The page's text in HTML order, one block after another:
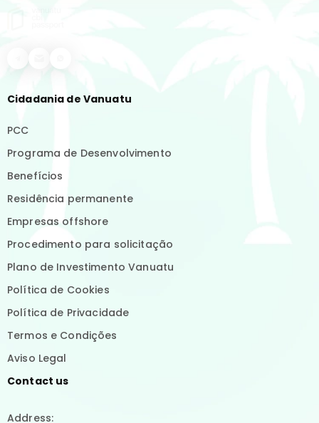
Cidadania de Vanuatu
PCC
Programa de Desenvolvimento
Benefícios
Residência permanente
Empresas offshore
Procedimento para solicitação
Plano de Investimento Vanuatu
Política de Cookies
Política de Privacidade
Termos e Condições
Aviso Legal
Contact us
Address: